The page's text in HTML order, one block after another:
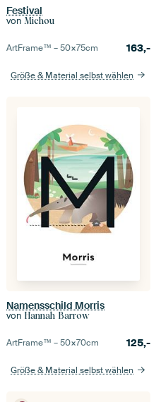
Festival
von Michou
ArtFrame™ –50×75cm 163,-
Größe & Material selbst wählen
Namensschild Morris
von Hannah Barrow
ArtFrame™ –50×70cm 125,-
Größe & Material selbst wählen